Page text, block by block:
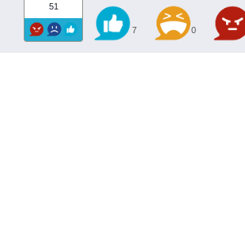
51
7 0